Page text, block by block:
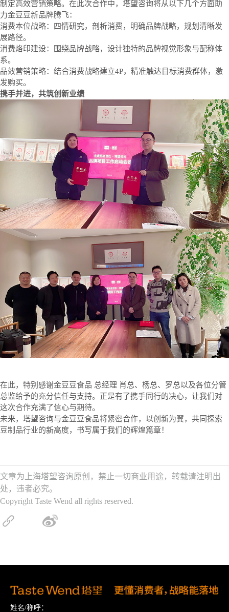
制定高效营销策略。在此次合作中，塔望咨询将从以下几个方面助
力金豆豆新品牌腾飞：
消费本位战略：四情研究，剖析消费，明确品牌战略，规划清晰发
展路径。
消费烙印建设：围绕品牌战略，设计独特的品牌视觉形象与配称体
系。
品效营销策略：结合消费战略建立4P，精准触达目标消费群体，激
发购买。
携手并进，共筑创新业绩
在此，特别感谢金豆豆食品 总经理 肖总、杨总、罗总以及各位分管
总监给予的充分信任与支持。正是有了携手同行的决心，让我们对
这次合作充满了信心与期待。
未来，塔望咨询与金豆豆食品将紧密合作，以创新为翼，共同探索
豆制品行业的新高度，书写属于我们的辉煌篇章！
文章为上海塔望咨询原创，禁止一切商业用途，转载请注明出
处，违者必究。
Copyright Taste Wend all rights reserved.
姓名/称呼：